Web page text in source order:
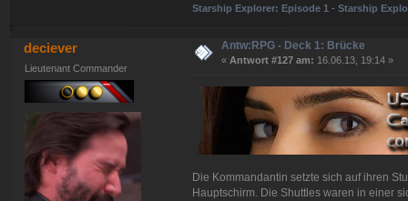
Starship Explorer: Episode 1 - Starship
deciever
Lieutenant Commander
Antw:RPG - Deck 1: Brücke
« Antwort #127 am: 16.06.13, 19:14 »
Die Kommandantin setzte sich auf ihren
Hauptschirm. Die Shuttles waren in einer